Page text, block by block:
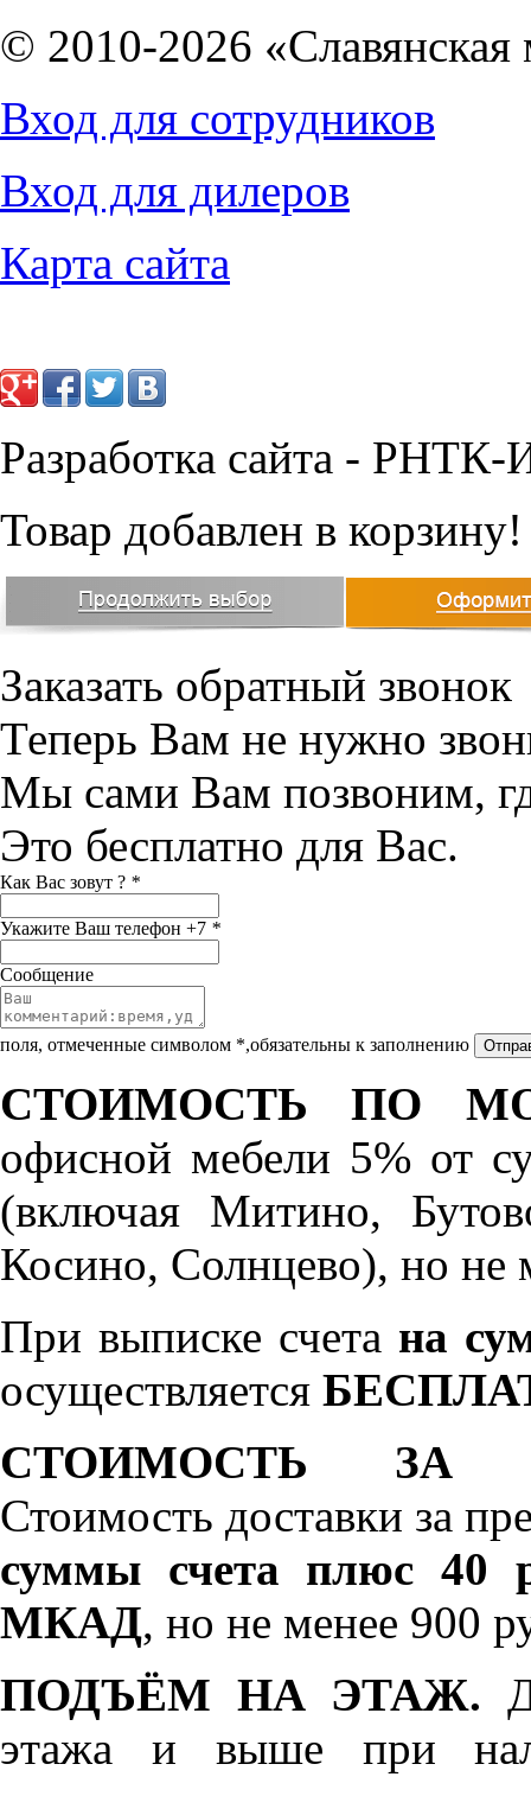
© 2010-2026 «Славянская
Вход для сотрудников
Вход для дилеров
Карта сайта
Разработка сайта - РНТК-
Товар добавлен в корзину!
Заказать обратный звонок
Теперь Вам не нужно
Мы сами Вам позвоним,
Это бесплатно для Вас.
Как Вас зовут ? *
Укажите Ваш телефон +7 *
Сообщение
поля, отмеченные символом *,обязательны к заполнению
СТОИМОСТЬ ПО
офисной мебели 5% от
(включая Митино,
Косино, Солнцево), но не
При выписке счета на
осуществляется
СТОИМОСТЬ ЗА
Стоимость доставки за
суммы счета плюс 40
МКАД, но не менее 900
ПОДЪЁМ НА ЭТАЖ.
этажа и выше при